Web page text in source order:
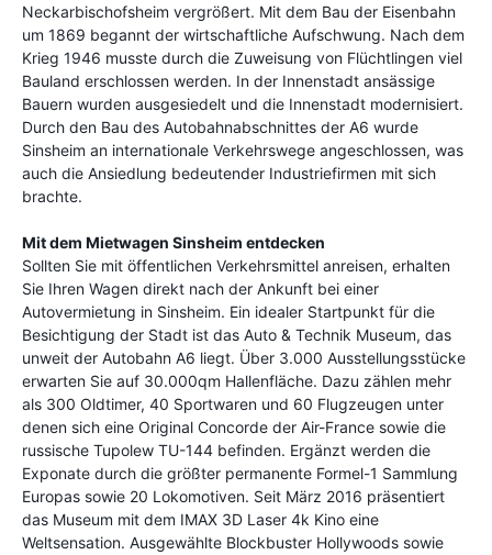
Neckarbischofsheim vergrößert. Mit dem Bau der Eisenbahn
um 1869 begannt der wirtschaftliche Aufschwung. Nach dem
Krieg 1946 musste durch die Zuweisung von Flüchtlingen viel
Bauland erschlossen werden. In der Innenstadt ansässige
Bauern wurden ausgesiedelt und die Innenstadt modernisiert.
Durch den Bau des Autobahnabschnittes der A6 wurde
Sinsheim an internationale Verkehrswege angeschlossen, was
auch die Ansiedlung bedeutender Industriefirmen mit sich
brachte.
Mit dem Mietwagen Sinsheim entdecken
Sollten Sie mit öffentlichen Verkehrsmittel anreisen, erhalten
Sie Ihren Wagen direkt nach der Ankunft bei einer
Autovermietung in Sinsheim. Ein idealer Startpunkt für die
Besichtigung der Stadt ist das Auto & Technik Museum, das
unweit der Autobahn A6 liegt. Über 3.000 Ausstellungsstücke
erwarten Sie auf 30.000qm Hallenfläche. Dazu zählen mehr
als 300 Oldtimer, 40 Sportwaren und 60 Flugzeugen unter
denen sich eine Original Concorde der Air-France sowie die
russische Tupolew TU-144 befinden. Ergänzt werden die
Exponate durch die größter permanente Formel-1 Sammlung
Europas sowie 20 Lokomotiven. Seit März 2016 präsentiert
das Museum mit dem IMAX 3D Laser 4k Kino eine
Weltsensation. Ausgewählte Blockbuster Hollywoods sowie